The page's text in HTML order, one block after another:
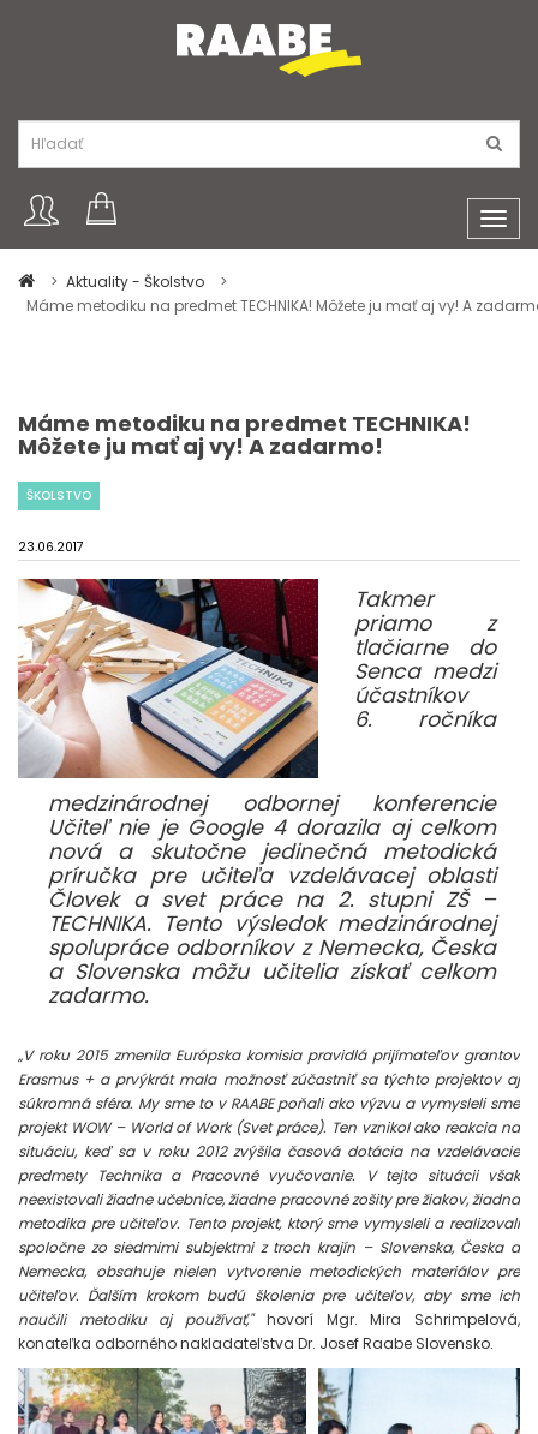
Aktuality - Školstvo
Máme metodiku na predmet TECHNIKA! Môžete ju mať aj vy! A
Máme metodiku na predmet TECHNIKA!
Môžete ju mať aj vy! A zadarmo!
ŠKOLSTVO
23.06.2017
Takmer
priamo z
tlačiarne do
Senca medzi
účastníkov
6. ročníka
medzinárodnej odbornej konferencie
Učiteľ nie je Google 4 dorazila aj celkom
nová a skutočne jedinečná metodická
príručka pre učiteľa vzdelávacej oblasti
Človek a svet práce na 2. stupni ZŠ –
TECHNIKA. Tento výsledok medzinárodnej
spolupráce odborníkov z Nemecka, Česka
a Slovenska môžu učitelia získať celkom
zadarmo.
„V roku 2015 zmenila Európska komisia pravidlá prijímateľov grantov
Erasmus + a prvýkrát mala možnosť zúčastniť sa týchto projektov aj
súkromná sféra. My sme to v RAABE poňali ako výzvu a vymysleli sme
projekt WOW – World of Work (Svet práce). Ten vznikol ako reakcia na
situáciu, keď sa v roku 2012 zvýšila časová dotácia na vzdelávacie
predmety Technika a Pracovné vyučovanie. V tejto situácii však
neexistovali žiadne učebnice, žiadne pracovné zošity pre žiakov, žiadna
metodika pre učiteľov. Tento projekt, ktorý sme vymysleli a realizovali
spoločne zo siedmimi subjektmi z troch krajín – Slovenska, Česka a
Nemecka, obsahuje nielen vytvorenie metodických materiálov pre
učiteľov. Ďalším krokom budú školenia pre učiteľov, aby sme ich
naučili metodiku aj používať,"hovorí Mgr. Mira Schrimpelová,
konateľka odborného nakladateľstva Dr. Josef Raabe Slovensko.